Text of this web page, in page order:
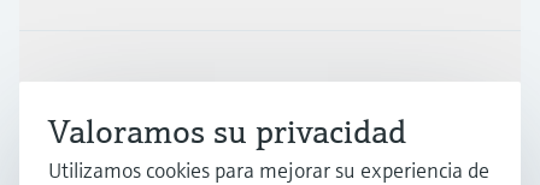
Soporte
Valoramos su privacidad
Utilizamos cookies para mejorar su experiencia de